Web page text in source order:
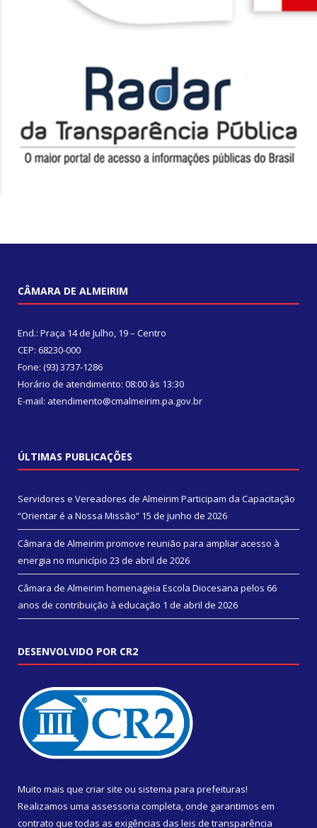
CÂMARA DE ALMEIRIM
End.: Praça 14 de Julho, 19 – Centro
CEP: 68230-000
Fone: (93) 3737-1286
Horário de atendimento: 08:00 às 13:30
E-mail: atendimento@cmalmeirim.pa.gov.br
ÚLTIMAS PUBLICAÇÕES
Servidores e Vereadores de Almeirim Participam da Capacitação
“Orientar é a Nossa Missão” 15 de junho de 2026
Câmara de Almeirim promove reunião para ampliar acesso à
energia no município 23 de abril de 2026
Câmara de Almeirim homenageia Escola Diocesana pelos 66
anos de contribuição à educação 1 de abril de 2026
DESENVOLVIDO POR CR2
Muito mais que criar site ou sistema para prefeituras!
Realizamos uma assessoria completa, onde garantimos em
contrato que todas as exigências das leis de transparência